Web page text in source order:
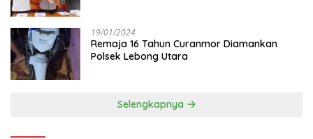
19/01/2024
Remaja 16 Tahun Curanmor Diamankan
Polsek Lebong Utara
Selengkapnya